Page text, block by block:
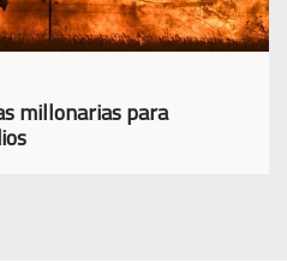
millonarias para